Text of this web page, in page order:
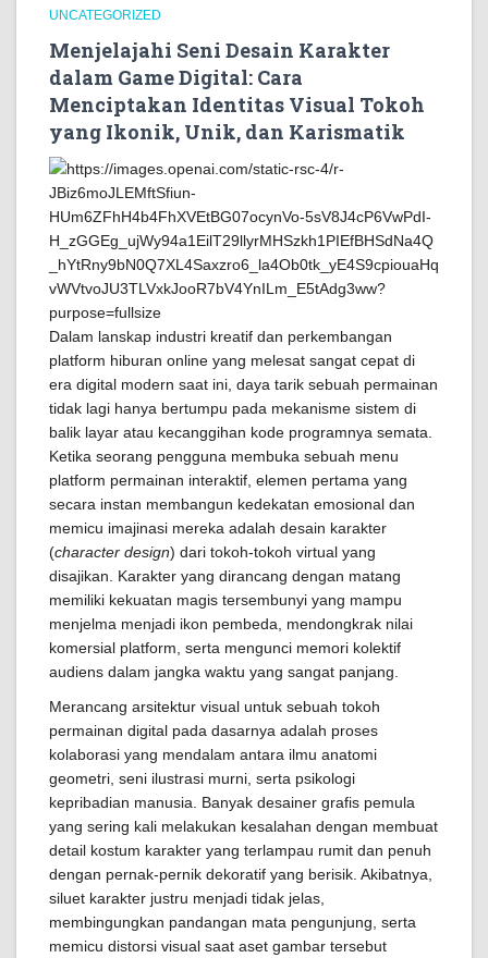
UNCATEGORIZED
Menjelajahi Seni Desain Karakter
dalam Game Digital: Cara
Menciptakan Identitas Visual Tokoh
yang Ikonik, Unik, dan Karismatik
Dalam lanskap industri kreatif dan perkembangan
platform hiburan online yang melesat sangat cepat di
era digital modern saat ini, daya tarik sebuah permainan
tidak lagi hanya bertumpu pada mekanisme sistem di
balik layar atau kecanggihan kode programnya semata.
Ketika seorang pengguna membuka sebuah menu
platform permainan interaktif, elemen pertama yang
secara instan membangun kedekatan emosional dan
memicu imajinasi mereka adalah desain karakter
(character design) dari tokoh-tokoh virtual yang
disajikan. Karakter yang dirancang dengan matang
memiliki kekuatan magis tersembunyi yang mampu
menjelma menjadi ikon pembeda, mendongkrak nilai
komersial platform, serta mengunci memori kolektif
audiens dalam jangka waktu yang sangat panjang.
Merancang arsitektur visual untuk sebuah tokoh
permainan digital pada dasarnya adalah proses
kolaborasi yang mendalam antara ilmu anatomi
geometri, seni ilustrasi murni, serta psikologi
kepribadian manusia. Banyak desainer grafis pemula
yang sering kali melakukan kesalahan dengan membuat
detail kostum karakter yang terlampau rumit dan penuh
dengan pernak-pernik dekoratif yang berisik. Akibatnya,
siluet karakter justru menjadi tidak jelas,
membingungkan pandangan mata pengunjung, serta
memicu distorsi visual saat aset gambar tersebut